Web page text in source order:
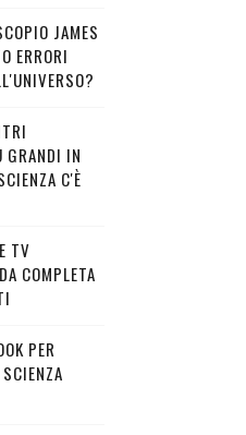
JAMES
ERRORI
GRANDI IN
C'È
TV
COMPLETA
PER